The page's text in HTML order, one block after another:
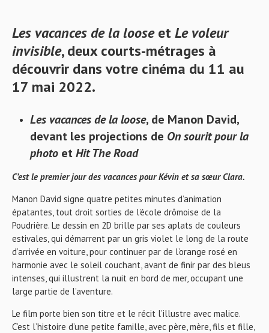
Les vacances de la looseetLe voleur
invisible, deux courts-métrages à
découvrir dans votre cinéma du 11 au
17 mai 2022.
Les vacances de la loose, de Manon David,
devant les projections de On sourit pour la
photo etHit The Road
C’est le premier jour des vacances pour Kévin et sa sœur Clara.
Manon David signe quatre petites minutes d’animation
épatantes, tout droit sorties de l’école drômoise de la
Poudrière. Le dessin en 2D brille par ses aplats de couleurs
estivales, qui démarrent par un gris violet le long de la route
d’arrivée en voiture, pour continuer par de l’orange rosé en
harmonie avec le soleil couchant, avant de finir par des bleus
intenses, qui illustrent la nuit en bord de mer, occupant une
large partie de l’aventure.
Le film porte bien son titre et le récit l’illustre avec malice.
C’est l’histoire d’une petite famille, avec père, mère, fils et fille,